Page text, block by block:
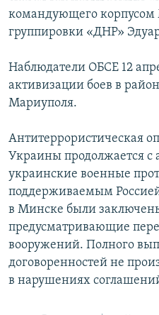
командующего
группировки «ДНР»
Наблюдатели ОБСЕ 12
активизации боев в
Мариуполя.
Антитеррористическая
Украины продолжается с
украинские военные
поддерживаемым
в Минске были
предусматривающие
вооружений. Полного
договоренностей не
в нарушениях